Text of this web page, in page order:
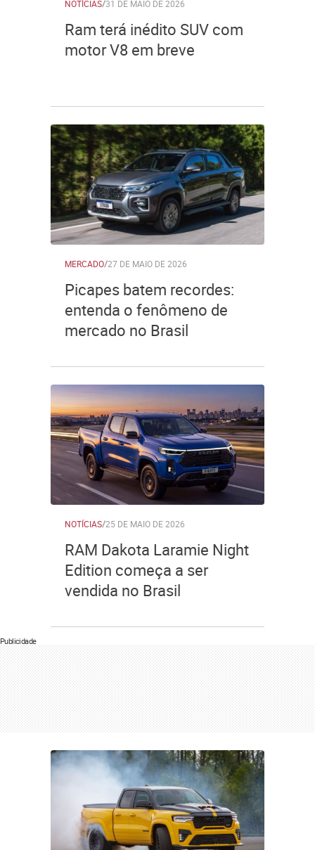
NOTÍCIAS/31 DE MAIO DE 2026
Ram terá inédito SUV com
motor V8 em breve
MERCADO/27 DE MAIO DE 2026
Picapes batem recordes:
entenda o fenômeno de
mercado no Brasil
NOTÍCIAS/25 DE MAIO DE 2026
RAM Dakota Laramie Night
Edition começa a ser
vendida no Brasil
Publicidade